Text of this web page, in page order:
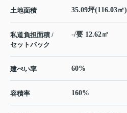
土地面積 35.09坪(116.03㎡)
私道負担面積 /
セットバック
-/要 12.62㎡
建ぺい率 60%
容積率 160%